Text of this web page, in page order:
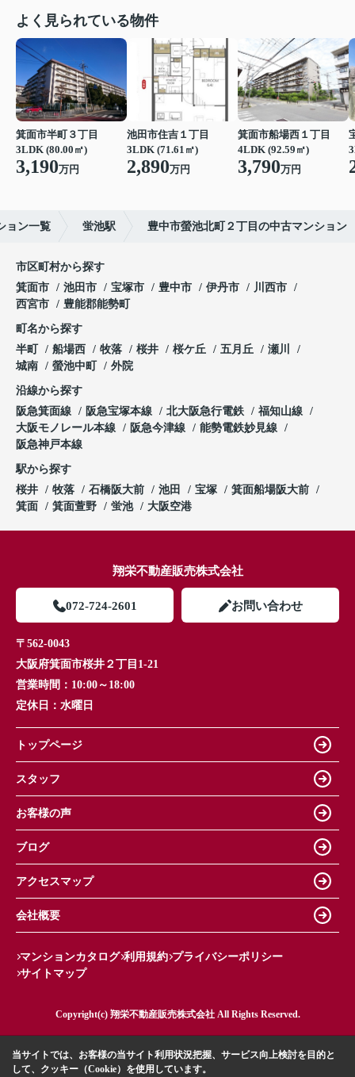
よく見られている物件
箕面市半町３丁目
3LDK (80.00㎡)
3,190万円
池田市住吉１丁目
3LDK (71.61㎡)
2,890万円
箕面市船場西１丁目
4LDK (92.59㎡)
3,790万円
ョン一覧 蛍池駅 豊中市螢池北町２丁目の中古マンション
市区町村から探す
箕面市
池田市 宝塚市 豊中市 伊丹市
川西市
西宮市
豊能郡能勢町
町名から探す
半町
船場西 牧落 桜井 桜ケ丘 五月丘
瀬川
城南
螢池中町 外院
沿線から探す
阪急箕面線
阪急宝塚本線 北大阪急行電鉄
福知山線
大阪モノレール本線
阪急今津線
能勢電鉄妙見線
阪急神戸本線
駅から探す
桜井
牧落 石橋阪大前 池田 宝塚
箕面船場阪大前
箕面
箕面萱野 蛍池 大阪空港
翔栄不動産販売株式会社
072-724-2601 お問い合わせ
〒562-0043
大阪府箕面市桜井２丁目1-21
営業時間： 10:00～18:00
定休日： 水曜日
トップページ
スタッフ
お客様の声
ブログ
アクセスマップ
会社概要
マンションカタログ 利用規約 プライバシーポリシー
サイトマップ
Copyright(c) 翔栄不動産販売株式会社 All Rights Reserved.
当サイトでは、お客様の当サイト利用状況把握、サービス向上検討を目的と
して、クッキー（Cookie）を使用しています。